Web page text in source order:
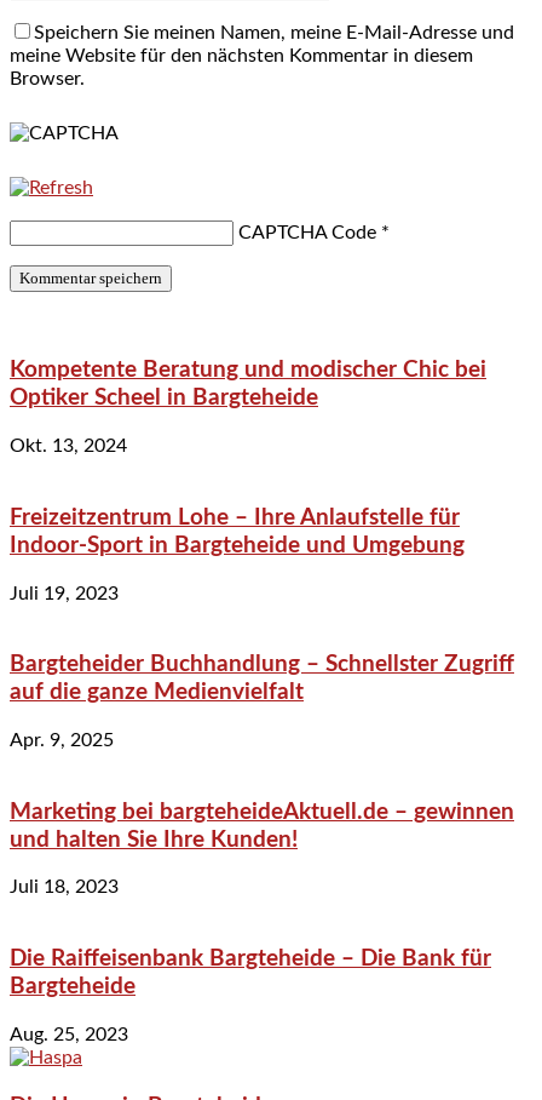
Speichern Sie meinen Namen, meine E-Mail-Adresse und
meine Website für den nächsten Kommentar in diesem
Browser.
CAPTCHA Code *
Kompetente Beratung und modischer Chic bei
Optiker Scheel in Bargteheide
Okt. 13, 2024
Freizeitzentrum Lohe – Ihre Anlaufstelle für
Indoor-Sport in Bargteheide und Umgebung
Juli 19, 2023
Bargteheider Buchhandlung – Schnellster Zugriff
auf die ganze Medienvielfalt
Apr. 9, 2025
Marketing bei bargteheideAktuell.de – gewinnen
und halten Sie Ihre Kunden!
Juli 18, 2023
Die Raiffeisenbank Bargteheide – Die Bank für
Bargteheide
Aug. 25, 2023